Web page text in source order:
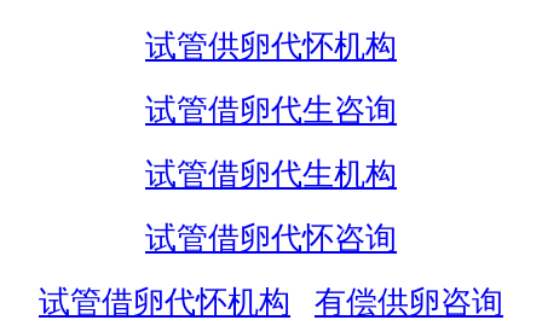
试管供卵代怀机构
试管借卵代生咨询
试管借卵代生机构
试管借卵代怀咨询
试管借卵代怀机构
有偿供卵咨询